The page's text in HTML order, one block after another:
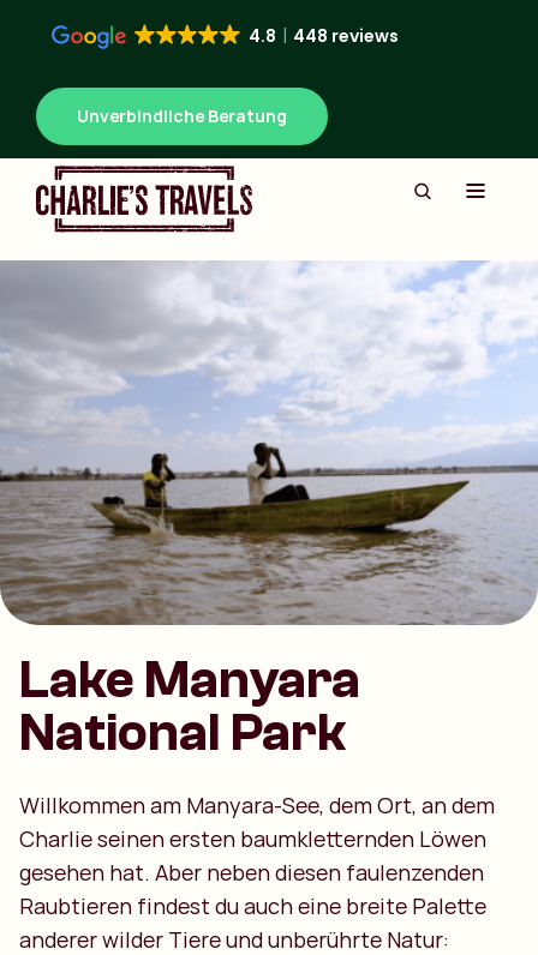
4.8 448 reviews
Unverbindliche Beratung
Lake Manyara
National Park
Willkommen am Manyara-See, dem Ort, an dem
Charlie seinen ersten baumkletternden Löwen
gesehen hat. Aber neben diesen faulenzenden
Raubtieren findest du auch eine breite Palette
anderer wilder Tiere und unberührte Natur: